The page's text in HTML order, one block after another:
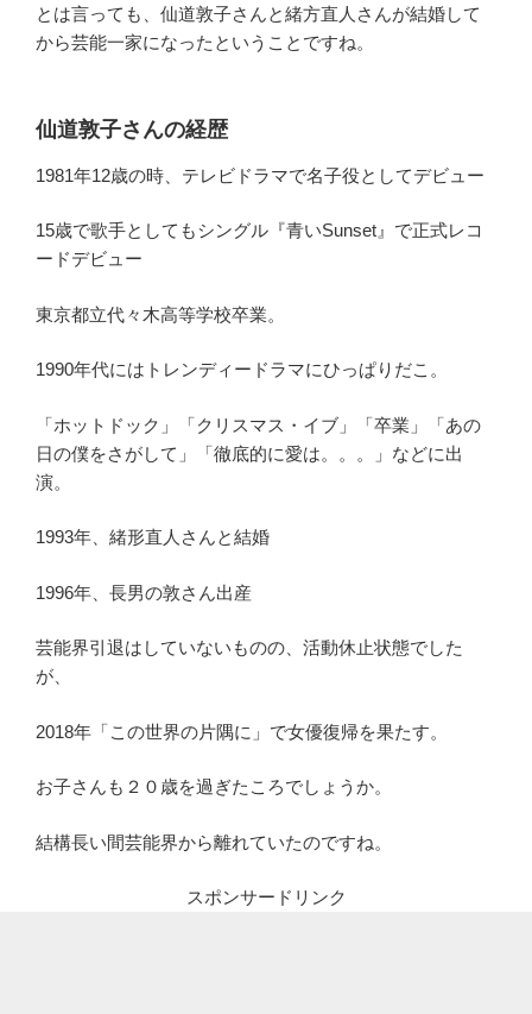
とは言っても、仙道敦子さんと緒方直人さんが結婚して
から芸能一家になったということですね。
仙道敦子さんの経歴
1981年12歳の時、テレビドラマで名子役としてデビュー
15歳で歌手としてもシングル『青いSunset』で正式レコ
ードデビュー
東京都立代々木高等学校卒業。
1990年代にはトレンディードラマにひっぱりだこ。
「ホットドック」「クリスマス・イブ」「卒業」「あの
日の僕をさがして」「徹底的に愛は。。。」などに出
演。
1993年、緒形直人さんと結婚
1996年、長男の敦さん出産
芸能界引退はしていないものの、活動休止状態でした
が、
2018年「この世界の片隅に」で女優復帰を果たす。
お子さんも２０歳を過ぎたころでしょうか。
結構長い間芸能界から離れていたのですね。
スポンサードリンク